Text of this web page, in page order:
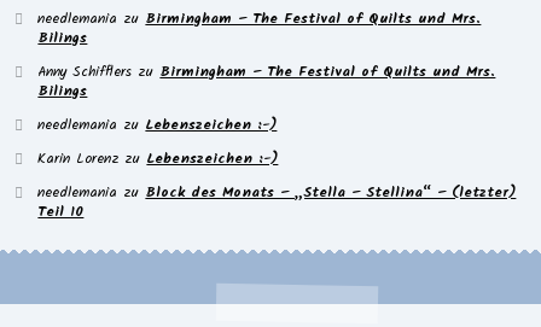
needlemania zu Birmingham – The Festival of Quilts und Mrs.
Bilings
Anny Schifflers zu Birmingham – The Festival of Quilts und Mrs.
Bilings
needlemania zu Lebenszeichen :-)
Karin Lorenz zu Lebenszeichen :-)
needlemania zu Block des Monats – „Stella – Stellina“ – (letzter)
Teil 10